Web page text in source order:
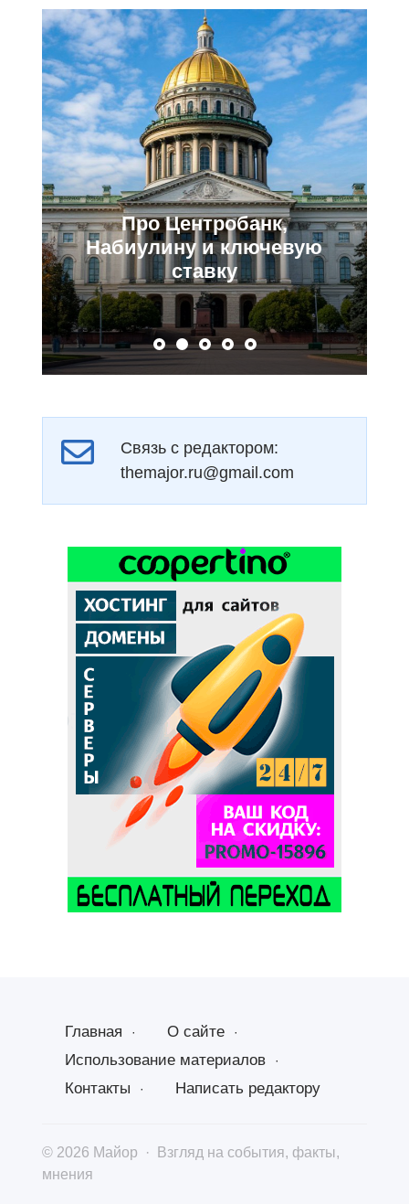
Про Центробанк,
Набиулину и ключевую
ставку
Связь с редактором:
themajor.ru@gmail.com
Главная
О сайте
Использование материалов
Контакты
Написать редактору
© 2026 Майор ·
Взгляд на события, факты,
мнения